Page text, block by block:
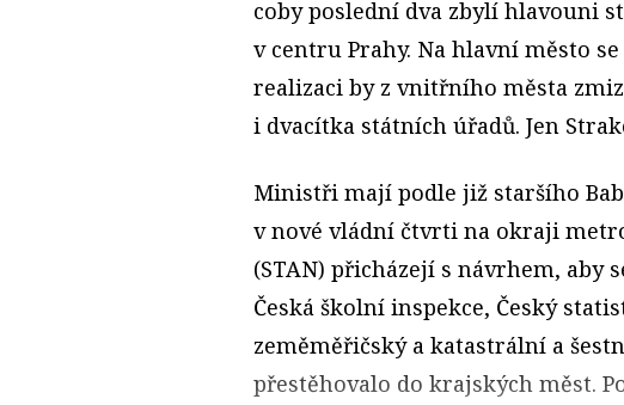
coby poslední dva zbylí hlavouni
v centru Prahy. Na hlavní město
realizaci by z vnitřního města
i dvacítka státních úřadů. Jen
Ministři mají podle již staršího
v nové vládní čtvrti na okraji
(STAN) přicházejí s návrhem, aby
Česká školní inspekce, Český
zeměměřičský a katastrální a
přestěhovalo do krajských měst.